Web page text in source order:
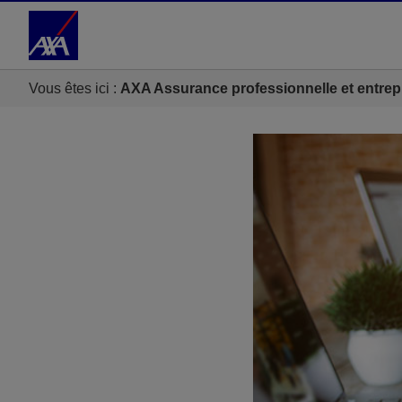
Accéder au Contenu
Vous êtes ici : AXA Assurance professionnelle et